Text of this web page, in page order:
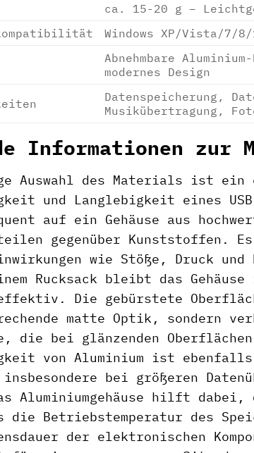
ca. 15-20 g –
Windows XP/Vista/7/
Abnehmbare
modernes Design
Datenspeicherung,
Musikübertragung,
Informationen
Auswahl des Materials ist ein
und Langlebigkeit eines
auf ein Gehäuse aus
gegenüber Kunststoffen.
wie Stöße, Druck
Rucksack bleibt das
Die gebürstete
matte Optik, sondern
die bei glänzenden
von Aluminium ist
bei größeren
Aluminiumgehäuse hilft dabei,
die Betriebstemperatur des
der elektronischen